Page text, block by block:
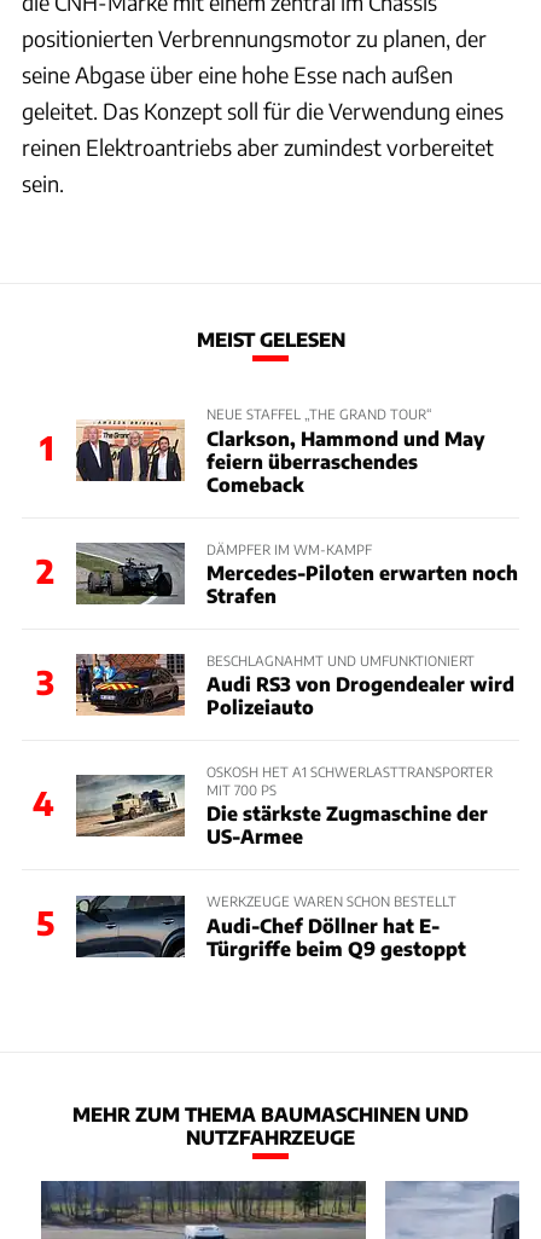
positionierten Verbrennungsmotor zu planen, der
seine Abgase über eine hohe Esse nach außen
geleitet. Das Konzept soll für die Verwendung eines
reinen Elektroantriebs aber zumindest vorbereitet
sein.
MEIST GELESEN
1
NEUE STAFFEL „THE GRAND TOUR“
Clarkson, Hammond und May
feiern überraschendes
Comeback
2
DÄMPFER IM WM-KAMPF
Mercedes-Piloten erwarten noch
Strafen
3
BESCHLAGNAHMT UND UMFUNKTIONIERT
Audi RS3 von Drogendealer wird
Polizeiauto
4
OSKOSH HET A1 SCHWERLASTTRANSPORTER
MIT 700 PS
Die stärkste Zugmaschine der
US-Armee
5
WERKZEUGE WAREN SCHON BESTELLT
Audi-Chef Döllner hat E-
Türgriffe beim Q9 gestoppt
MEHR ZUM THEMA BAUMASCHINEN UND
NUTZFAHRZEUGE